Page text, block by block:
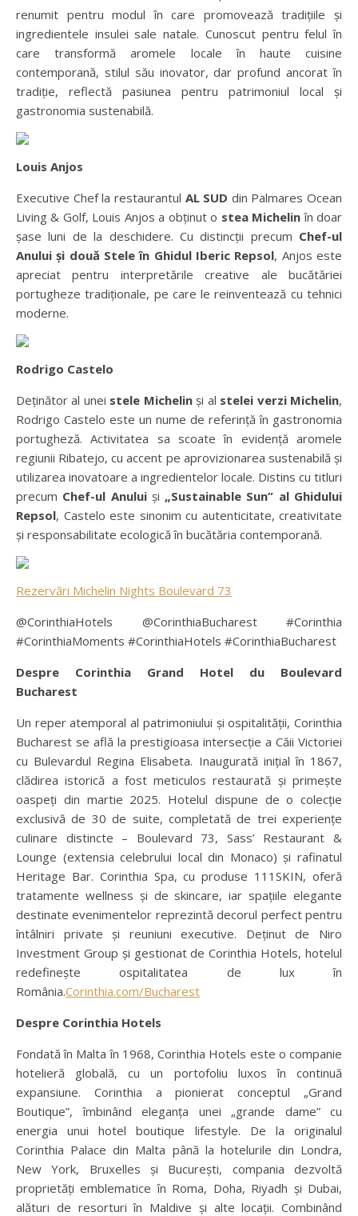
renumit pentru modul în care promovează tradițiile și
ingredientele insulei sale natale. Cunoscut pentru felul în
care transformă aromele locale în haute cuisine
contemporană, stilul său inovator, dar profund ancorat în
tradiție, reflectă pasiunea pentru patrimoniul local și
gastronomia sustenabilă.
Louis Anjos
Executive Chef la restaurantul AL SUD din Palmares Ocean
Living & Golf, Louis Anjos a obținut o stea Michelin în doar
șase luni de la deschidere. Cu distincții precum Chef-ul
Anului și două Stele în Ghidul Iberic Repsol, Anjos este
apreciat pentru interpretările creative ale bucătăriei
portugheze tradiționale, pe care le reinventează cu tehnici
moderne.
Rodrigo Castelo
Deținător al unei stele Michelinși al stelei verzi Michelin,
Rodrigo Castelo este un nume de referință în gastronomia
portugheză. Activitatea sa scoate în evidență aromele
regiunii Ribatejo, cu accent pe aprovizionarea sustenabilă și
utilizarea inovatoare a ingredientelor locale. Distins cu titluri
precum Chef-ul Anuluiși „Sustainable Sun” al Ghidului
Repsol, Castelo este sinonim cu autenticitate, creativitate
și responsabilitate ecologică în bucătăria contemporană.
Rezervări Michelin Nights Boulevard 73
@CorinthiaHotels @CorinthiaBucharest #Corinthia
#CorinthiaMoments #CorinthiaHotels #CorinthiaBucharest
Despre Corinthia Grand Hotel du Boulevard
Bucharest
Un reper atemporal al patrimoniului și ospitalității, Corinthia
Bucharest se află la prestigioasa intersecție a Căii Victoriei
cu Bulevardul Regina Elisabeta. Inaugurată inițial în 1867,
clădirea istorică a fost meticulos restaurată și primește
oaspeți din martie 2025. Hotelul dispune de o colecție
exclusivă de 30 de suite, completată de trei experiențe
culinare distincte – Boulevard 73, Sass’ Restaurant &
Lounge (extensia celebrului local din Monaco) și rafinatul
Heritage Bar. Corinthia Spa, cu produse 111SKIN, oferă
tratamente wellness și de skincare, iar spațiile elegante
destinate evenimentelor reprezintă decorul perfect pentru
întâlniri private și reuniuni executive. Deținut de Niro
Investment Group și gestionat de Corinthia Hotels, hotelul
redefinește ospitalitatea de lux în
România.Corinthia.com/Bucharest
Despre Corinthia Hotels
Fondată în Malta în 1968, Corinthia Hotels este o companie
hotelieră globală, cu un portofoliu luxos în continuă
expansiune. Corinthia a pionierat conceptul „Grand
Boutique”, îmbinând eleganța unei „grande dame” cu
energia unui hotel boutique lifestyle. De la originalul
Corinthia Palace din Malta până la hotelurile din Londra,
New York, Bruxelles și București, compania dezvoltă
proprietăți emblematice în Roma, Doha, Riyadh și Dubai,
alături de resorturi în Maldive și alte locații. Combinând